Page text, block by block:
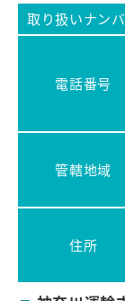
取り扱いナン
電話番号
管轄地域
住所